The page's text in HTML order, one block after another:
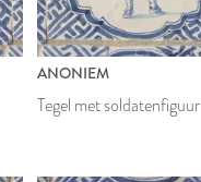
ANONIEM
Tegel met soldatenfiguur